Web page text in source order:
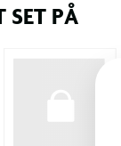
SET PÅ